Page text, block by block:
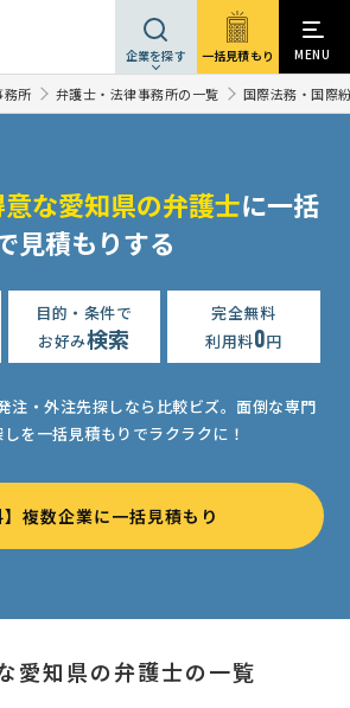
企業を探す 一括見積もり MENU
務所 弁護士・法律事務所の一覧 国際法務・国際
な愛知県の弁護士に一括
見積もりする
目的・条件で
お好み検索
完全無料
利用料0円
注・外注先探しなら比較ビズ。 面倒な専門
を一括見積もりでラクラクに！
】複数企業に一括見積もり
愛知県の弁護士の一覧